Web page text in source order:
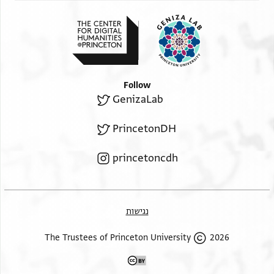
שבח שדי אשר צוה להסגילך משובבת
ראש הקהלות נין יפת רוחי לך מרחפת
ונשמתי מעופפת ודעתי בך נטרפת
Follow
GenizaLab
PrincetonDH
princetoncdh
נגישות
2026 The Trustees of Princeton University